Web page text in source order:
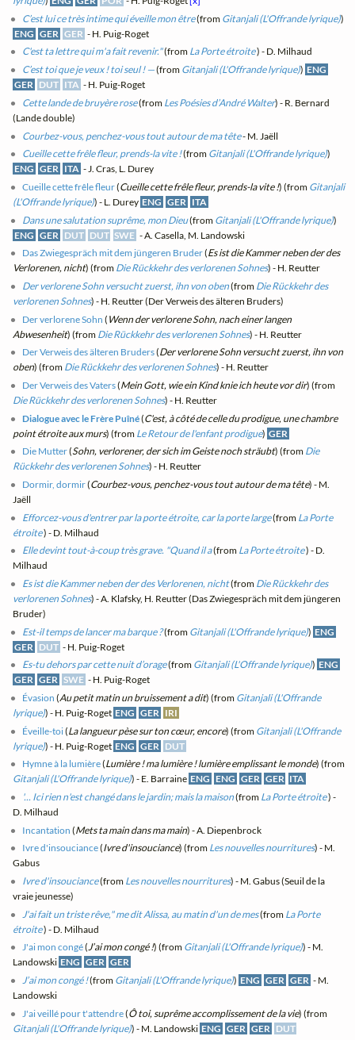
C’est lui ce très intime qui éveille mon être(from Gitanjali (L'Offrande lyrique))
ENG GER GER - H. Puig-Roget
C'est ta lettre qui m'a fait revenir."(from La Porte étroite) - D. Milhaud
C’est toi que je veux ! toi seul ! —(from Gitanjali (L'Offrande lyrique)) ENG
GER DUT ITA - H. Puig-Roget
Cette lande de bruyère rose(from Les Poésies d’André Walter) - R. Bernard
(Lande double)
Courbez-vous, penchez-vous tout autour de ma tête- M. Jaëll
Cueille cette frêle fleur, prends-la vite !(from Gitanjali (L'Offrande lyrique))
ENG GER ITA - J. Cras, L. Durey
Cueille cette frêle fleur(Cueille cette frêle fleur, prends-la vite !) (from Gitanjali
(L'Offrande lyrique)) - L. Durey ENG GER ITA
Dans une salutation suprême, mon Dieu(from Gitanjali (L'Offrande lyrique))
ENG GER DUT DUT SWE - A. Casella, M. Landowski
Das Zwiegespräch mit dem jüngeren Bruder(Es ist die Kammer neben der des
Verlorenen, nicht) (from Die Rückkehr des verlorenen Sohnes) - H. Reutter
Der verlorene Sohn versucht zuerst, ihn von oben(from Die Rückkehr des
verlorenen Sohnes) - H. Reutter (Der Verweis des älteren Bruders)
Der verlorene Sohn ( Wenn der verlorene Sohn, nach einer langen
Abwesenheit) (from Die Rückkehr des verlorenen Sohnes) - H. Reutter
Der Verweis des älteren Bruders(Der verlorene Sohn versucht zuerst, ihn von
oben) (from Die Rückkehr des verlorenen Sohnes) - H. Reutter
Der Verweis des Vaters(Mein Gott, wie ein Kind knie ich heute vor dir) (from
Die Rückkehr des verlorenen Sohnes) - H. Reutter
Dialogue avec le Frère Puîné(C'est, à côté de celle du prodigue, une chambre
point étroite aux murs) (from Le Retour de l'enfant prodigue) GER
Die Mutter(Sohn, verlorener, der sich im Geiste noch sträubt) (from Die
Rückkehr des verlorenen Sohnes) - H. Reutter
Dormir, dormir(Courbez-vous, penchez-vous tout autour de ma tête) - M.
Jaëll
Efforcez-vous d'entrer par la porte étroite, car la porte large(from La Porte
étroite) - D. Milhaud
Elle devint tout-à-coup très grave. "Quand il a(from La Porte étroite) - D.
Milhaud
Es ist die Kammer neben der des Verlorenen, nicht(from Die Rückkehr des
verlorenen Sohnes) - A. Klafsky, H. Reutter (Das Zwiegespräch mit dem jüngeren
Bruder)
Est-il temps de lancer ma barque ?(from Gitanjali (L'Offrande lyrique)) ENG
GER DUT - H. Puig-Roget
Es-tu dehors par cette nuit d’orage(from Gitanjali (L'Offrande lyrique)) ENG
GER GER SWE - H. Puig-Roget
Évasion (Au petit matin un bruissement a dit) (from Gitanjali (L'Offrande
lyrique)) - H. Puig-Roget ENG GER IRI
Éveille-toi(La langueur pèse sur ton cœur, encore) (from Gitanjali (L'Offrande
lyrique)) - H. Puig-Roget ENG GER DUT
Hymne à la lumière(Lumière ! ma lumière ! lumière emplissant le monde) (from
Gitanjali (L'Offrande lyrique)) - E. Barraine ENG ENG GER GER ITA
'... Ici rien n'est changé dans le jardin; mais la maison(from La Porte étroite) -
D. Milhaud
Incantation (Mets ta main dans ma main) - A. Diepenbrock
Ivre d'insouciance(Ivre d'insouciance) (from Les nouvelles nourritures) - M.
Gabus
Ivre d'insouciance(from Les nouvelles nourritures) - M. Gabus (Seuil de la
vraie jeunesse)
J'ai fait un triste rêve," me dit Alissa, au matin d'un de mes(from La Porte
étroite) - D. Milhaud
J'ai mon congé(J’ai mon congé !) (from Gitanjali (L'Offrande lyrique)) - M.
Landowski ENG GER GER
J’ai mon congé !(from Gitanjali (L'Offrande lyrique)) ENG GER GER - M.
Landowski
J'ai veillé pour t'attendre(Ô toi, suprême accomplissement de la vie) (from
Gitanjali (L'Offrande lyrique)) - M. Landowski ENG GER GER DUT